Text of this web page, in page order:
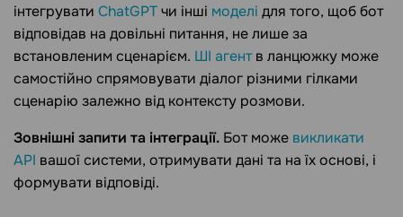
інтегрувати ChatGPTчи інші моделі для того, щоб бот
відповідав на довільні питання, не лише за
встановленим сценарієм. ШІ агентв ланцюжку може
самостійно спрямовувати діалог різними гілками
сценарію залежно від контексту розмови.
Зовнішні запити та інтеграції. Бот може викликати
API вашої системи, отримувати дані та на їх основі, і
формувати відповіді.